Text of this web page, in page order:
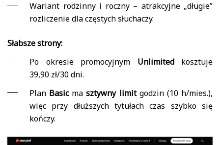
Wariant rodzinny i roczny – atrakcyjne „długie”
rozliczenie dla częstych słuchaczy.
Słabsze strony:
Po okresie promocyjnym Unlimitedkosztuje
39,90 zł/30 dni.
Plan Basicmasztywny limitgodzin (10 h/mies.),
więc przy dłuższych tytułach czas szybko się
kończy.